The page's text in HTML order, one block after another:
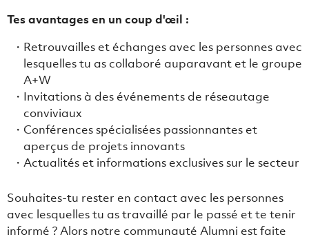
Tes avantages en un coup d'œil :
Retrouvailles et échanges avec les personnes avec
lesquelles tu as collaboré auparavant et le groupe
A+W
Invitations à des événements de réseautage
conviviaux
Conférences spécialisées passionnantes et
aperçus de projets innovants
Actualités et informations exclusives sur le secteur
Souhaites-tu rester en contact avec les personnes
avec lesquelles tu as travaillé par le passé et te tenir
informé ? Alors notre communauté Alumni est faite